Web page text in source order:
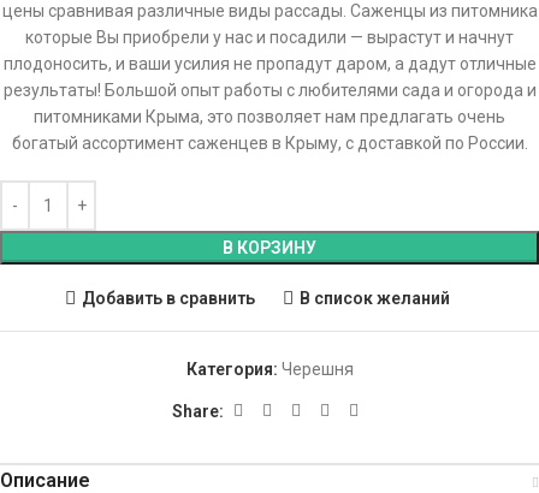
цены сравнивая различные виды рассады. Саженцы из питомника
которые Вы приобрели у нас и посадили — вырастут и начнут
плодоносить, и ваши усилия не пропадут даром, а дадут отличные
результаты! Большой опыт работы с любителями сада и огорода и
питомниками Крыма, это позволяет нам предлагать очень
богатый ассортимент саженцев в Крыму, с доставкой по России.
В КОРЗИНУ
Добавить в сравнить В список желаний
Категория: Черешня
Share:
Описание